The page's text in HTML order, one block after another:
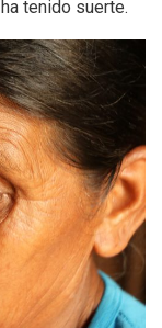
tenido suerte.